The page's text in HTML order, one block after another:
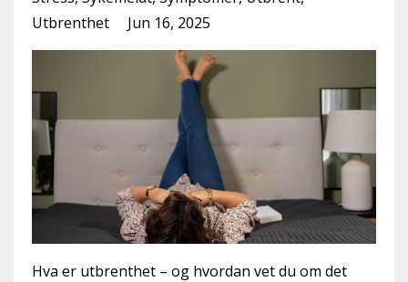
Utbrenthet
Jun 16, 2025
Hva er utbrenthet – og hvordan vet du om det